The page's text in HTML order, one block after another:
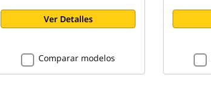
Ver Detalles
Comparar modelos